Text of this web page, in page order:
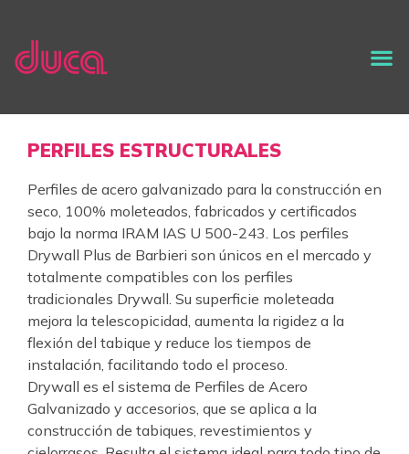
PERFILES ESTRUCTURALES
Perfiles de acero galvanizado para la construcción en
seco, 100% moleteados, fabricados y certificados
bajo la norma IRAM IAS U 500-243. Los perfiles
Drywall Plus de Barbieri son únicos en el mercado y
totalmente compatibles con los perfiles
tradicionales Drywall. Su superficie moleteada
mejora la telescopicidad, aumenta la rigidez a la
flexión del tabique y reduce los tiempos de
instalación, facilitando todo el proceso.
Drywall es el sistema de Perfiles de Acero
Galvanizado y accesorios, que se aplica a la
construcción de tabiques, revestimientos y